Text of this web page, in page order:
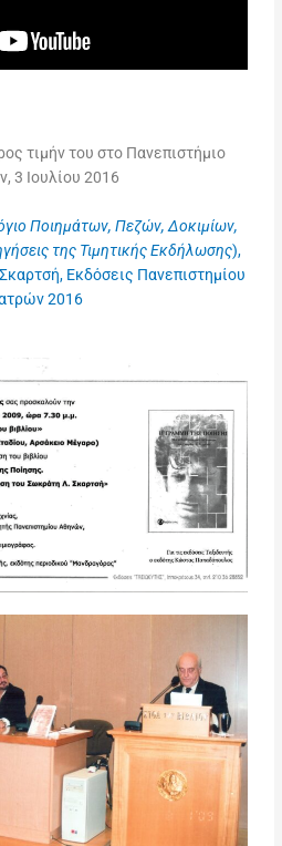
τιμήν του στο Πανεπιστήμιο
3 Ιουλίου 2016
Ποιημάτων, Πεζών, Δοκιμίων,
της Τιμητικής Εκδήλωσης),
Εκδόσεις Πανεπιστημίου
2016